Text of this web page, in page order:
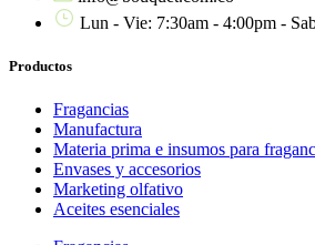
Lun - Vie: 7:30am - 4:00pm -
Productos
Fragancias
Manufactura
Materia prima e insumos para
Envases y accesorios
Marketing olfativo
Aceites esenciales